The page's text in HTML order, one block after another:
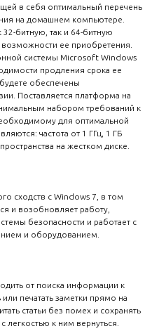
в себя оптимальный перечень
на домашнем компьютере.
битную, так и 64-битную
возможности ее приобретения.
системы Microsoft Windows
продления срока ее
обеспечены
Поставляется платформа на
набором требований к
для оптимальной
частота от 1 ГГц, 1 ГБ
на жестком диске.
сходств с Windows 7, в том
и возобновляет работу,
безопасности и работает с
и оборудованием.
от поиска информации к
печатать заметки прямо на
статьи без помех и сохранять
к ним вернуться.